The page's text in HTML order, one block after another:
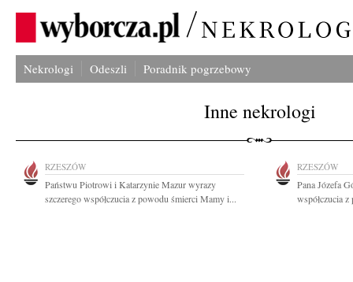
Nekrologi Odeszli Poradnik pogrzebowy
Inne nekrologi
RZESZÓW
Państwu Piotrowi i Katarzynie Mazur wyrazy
szczerego współczucia z powodu śmierci Mamy i...
RZESZÓW
Pana Józefa
współczucia